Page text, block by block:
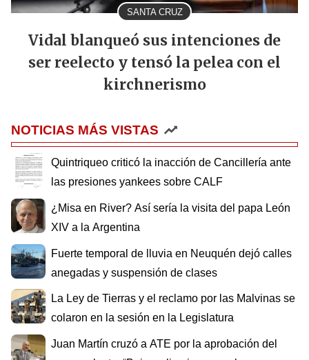
SANTA CRUZ
Vidal blanqueó sus intenciones de
ser reelecto y tensó la pelea con el
kirchnerismo
NOTICIAS MÁS VISTAS
Quintriqueo criticó la inacción de Cancillería ante
las presiones yankees sobre CALF
¿Misa en River? Así sería la visita del papa León
XIV a la Argentina
Fuerte temporal de lluvia en Neuquén dejó calles
anegadas y suspensión de clases
La Ley de Tierras y el reclamo por las Malvinas se
colaron en la sesión en la Legislatura
Juan Martín cruzó a ATE por la aprobación del